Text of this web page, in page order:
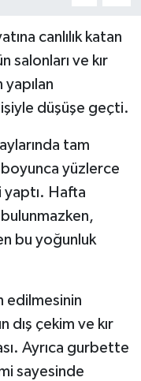
canlılık katan
salonları ve kır
düşüşe geçti.
tam
boyunca yüzlerce
yaptı. Hafta
bu yoğunluk
edilmesinin
dış çekim ve kır
Ayrıca gurbette
sayesinde